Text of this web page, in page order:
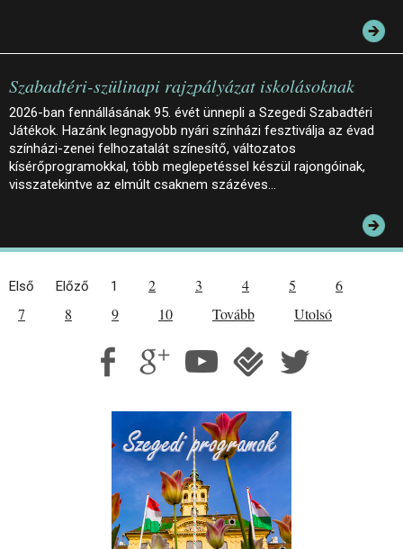
Szabadtéri-szülinapi rajzpályázat iskolásoknak
2026-ban fennállásának 95. évét ünnepli a Szegedi Szabadtéri
Játékok. Hazánk legnagyobb nyári színházi fesztiválja az évad
színházi-zenei felhozatalát színesítő, változatos
kísérőprogramokkal, több meglepetéssel készül rajongóinak,
visszatekintve az elmúlt csaknem százéves…
Első Előző 1 2 3 4 5
6
7
8 9 10 Tovább Utolsó